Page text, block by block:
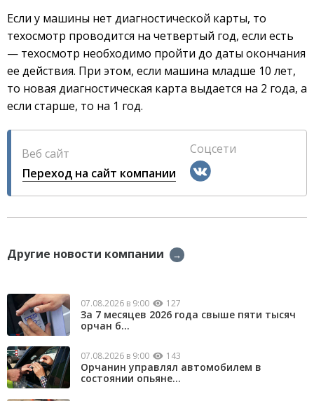
Если у машины нет диагностической карты, то
техосмотр проводится на четвертый год, если есть
— техосмотр необходимо пройти до даты окончания
ее действия. При этом, если машина младше 10 лет,
то новая диагностическая карта выдается на 2 года, а
если старше, то на 1 год.
Веб сайт
Переход на сайт компании
Соцсети
Другие новости компании →
07.08.2026 в 9:00 127
За 7 месяцев 2026 года свыше пяти тысяч
орчан б...
07.08.2026 в 9:00 143
Орчанин управлял автомобилем в
состоянии опьяне...